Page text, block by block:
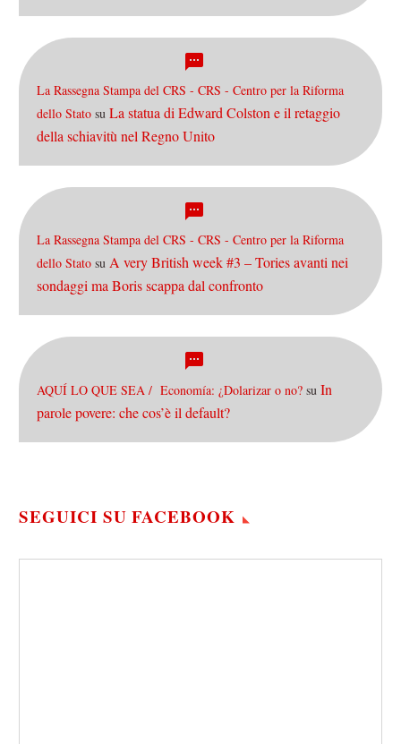
La Rassegna Stampa del CRS - CRS - Centro per la Riforma
dello Stato su La statua di Edward Colston e il retaggio
della schiavitù nel Regno Unito
La Rassegna Stampa del CRS - CRS - Centro per la Riforma
dello Stato su A very British week #3 – Tories avanti nei
sondaggi ma Boris scappa dal confronto
AQUÍ LO QUE SEA / Economía: ¿Dolarizar o no? su In
parole povere: che cos’è il default?
SEGUICI SU FACEBOOK